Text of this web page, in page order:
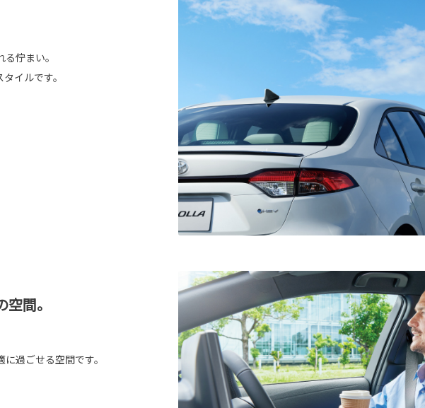
佇まい。
イルです。
間。
過ごせる空間です。